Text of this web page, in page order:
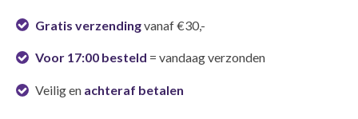
Gratis verzendingvanaf €30,-
Voor 17:00 besteld = vandaag verzonden
Veilig en achteraf betalen